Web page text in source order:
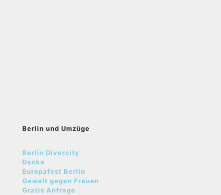
Berlin und Umzüge
Berlin Divercity
Danke
Europafest Berlin
Gewalt gegen Frauen
Gratis Anfrage